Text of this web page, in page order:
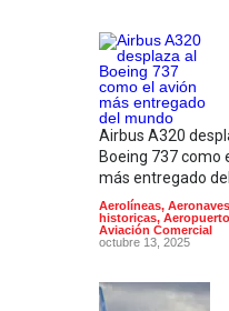
Airbus A320
Boeing 737 como
más entregado
Aerolíneas, Aeronaves
historicas,
Aviación Comercial
octubre 13, 2025